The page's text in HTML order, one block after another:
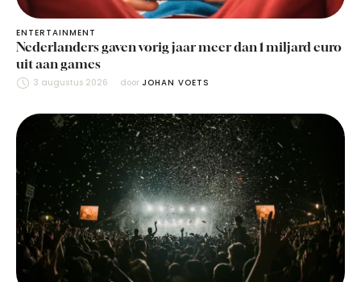
ENTERTAINMENT
Nederlanders gaven vorig jaar meer dan 1 miljard euro
uit aan games
3 augustus 2026 door JOHAN VOETS